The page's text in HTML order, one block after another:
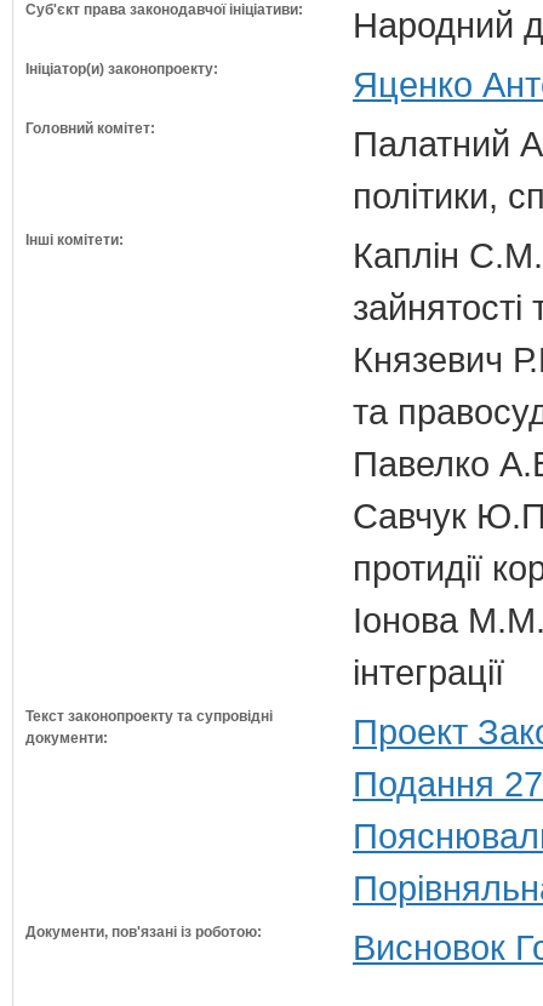
Суб'єкт права законодавчої ініціативи: Народний
Ініціатор(и) законопроекту: Яценко
Головний комітет:
Палатний
політики,
Інші комітети:
Каплін С.М.
зайнятості
Князевич
та
Павелко
Савчук Ю.П.
протидії
Іонова М.М.
інтеграції
Текст законопроекту та супровідні
документи:
Проект
Подання
Документи, пов'язані із роботою: Висновок